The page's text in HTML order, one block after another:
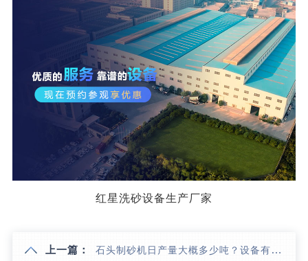
红星洗砂设备生产厂家
上一篇： 石头制砂机日产量大概多少吨？设备有哪些？